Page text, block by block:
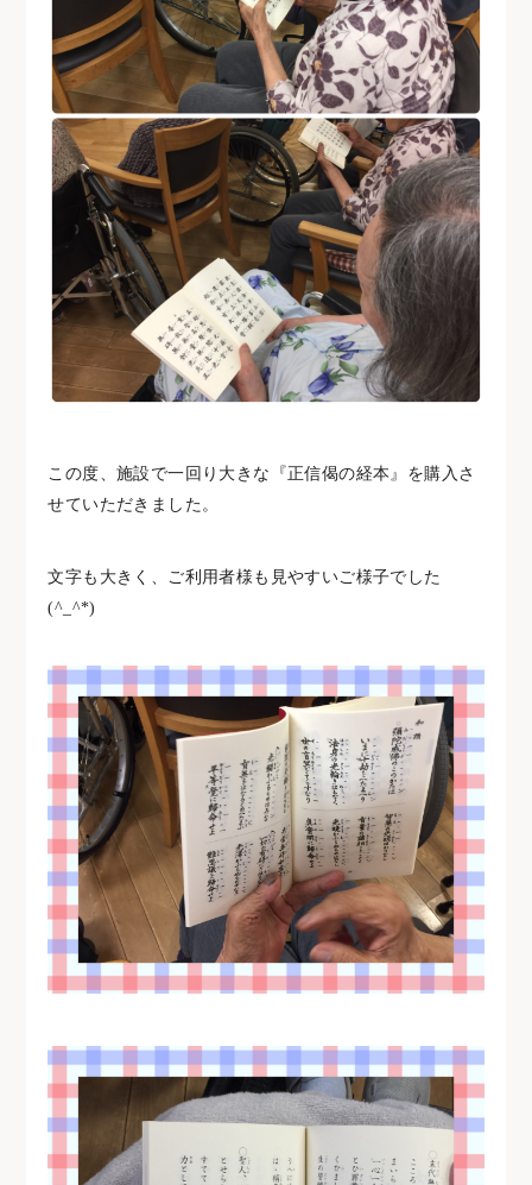
この度、施設で一回り大きな『正信偈の経本』を購入さ
せていただきました。
文字も大きく、ご利用者様も見やすいご様子でした
(^_^*)